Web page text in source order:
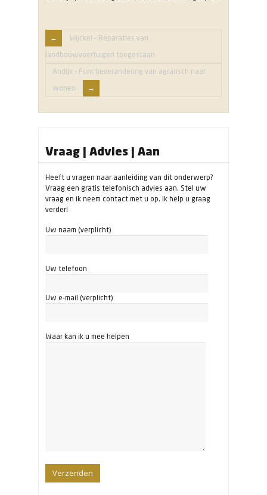
Wijckel – Reparaties van
landbouwvoertuigen toegestaan
Andijk – Functieverandering van agrarisch naar
wonen
Vraag | Advies | Aan
Heeft u vragen naar aanleiding van dit onderwerp?
Vraag een gratis telefonisch advies aan. Stel uw
vraag en ik neem contact met u op. Ik help u graag
verder!
Uw naam (verplicht)
Uw telefoon
Uw e-mail (verplicht)
Waar kan ik u mee helpen